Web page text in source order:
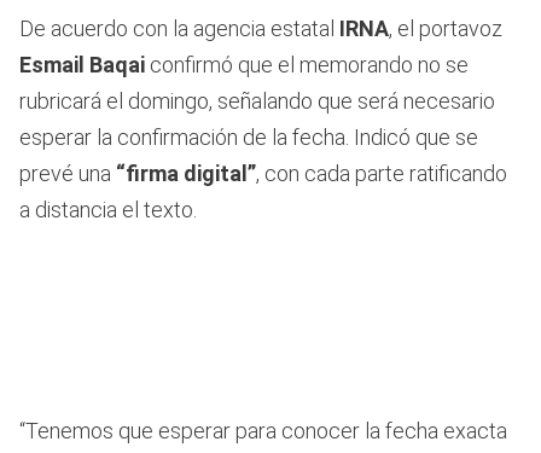
De acuerdo con la agencia estatal IRNA, el portavoz
Esmail Baqai confirmó que el memorando no se
rubricará el domingo, señalando que será necesario
esperar la confirmación de la fecha. Indicó que se
prevé una “firma digital”, con cada parte ratificando
a distancia el texto.
“Tenemos que esperar para conocer la fecha exacta